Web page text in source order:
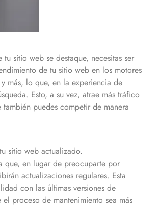
sitio web se destaque, necesitas ser
de tu sitio web en los motores
más, lo que, en la experiencia de
Esto, a su vez, atrae más tráfico
puedes competir de manera
sitio web actualizado.
que, en lugar de preocuparte por
actualizaciones regulares. Esta
con las últimas versiones de
proceso de mantenimiento sea más